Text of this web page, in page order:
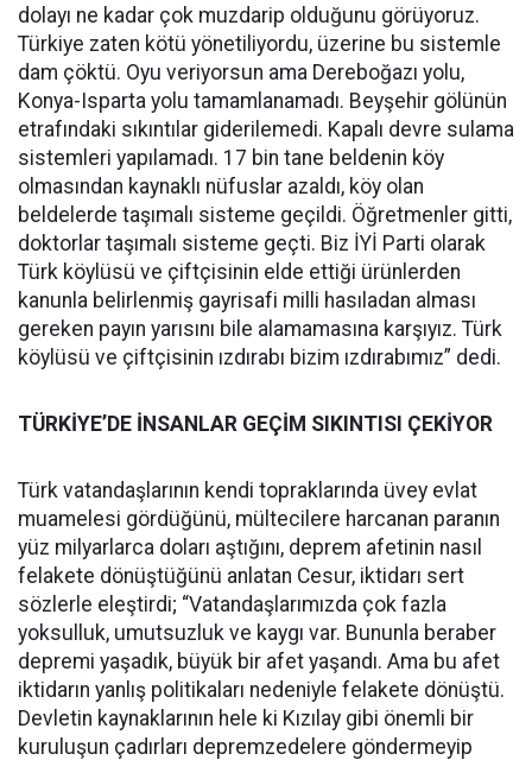
dolayı ne kadar çok muzdarip olduğunu görüyoruz.
Türkiye zaten kötü yönetiliyordu, üzerine bu sistemle
dam çöktü. Oyu veriyorsun ama Dereboğazı yolu,
Konya-Isparta yolu tamamlanamadı. Beyşehir gölünün
etrafındaki sıkıntılar giderilemedi. Kapalı devre sulama
sistemleri yapılamadı. 17 bin tane beldenin köy
olmasından kaynaklı nüfuslar azaldı, köy olan
beldelerde taşımalı sisteme geçildi. Öğretmenler gitti,
doktorlar taşımalı sisteme geçti. Biz İYİ Parti olarak
Türk köylüsü ve çiftçisinin elde ettiği ürünlerden
kanunla belirlenmiş gayrisafi milli hasıladan alması
gereken payın yarısını bile alamamasına karşıyız. Türk
köylüsü ve çiftçisinin ızdırabı bizim ızdırabımız” dedi.
TÜRKİYE’DE İNSANLAR GEÇİM SIKINTISI ÇEKİYOR
Türk vatandaşlarının kendi topraklarında üvey evlat
muamelesi gördüğünü, mültecilere harcanan paranın
yüz milyarlarca doları aştığını, deprem afetinin nasıl
felakete dönüştüğünü anlatan Cesur, iktidarı sert
sözlerle eleştirdi; “Vatandaşlarımızda çok fazla
yoksulluk, umutsuzluk ve kaygı var. Bununla beraber
depremi yaşadık, büyük bir afet yaşandı. Ama bu afet
iktidarın yanlış politikaları nedeniyle felakete dönüştü.
Devletin kaynaklarının hele ki Kızılay gibi önemli bir
kuruluşun çadırları depremzedelere göndermeyip